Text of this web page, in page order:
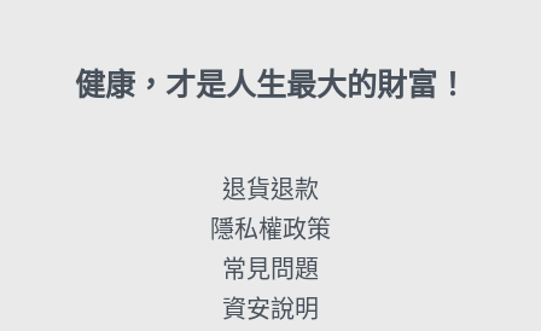
健康，才是人生最大的財富！
退貨退款
隱私權政策
常見問題
資安說明